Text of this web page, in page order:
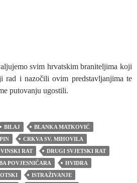
svim hrvatskim braniteljima koji
rad i nazočili ovim predstavljanjima te
putovanju ugostili.
BILAJ
BLANKA MATKOVIĆ
CRKVA SV. MIHOVILA
RAT
DRUGI SVJETSKI RAT
POVJESNIČARA
HVIDRA
ISTRAŽIVANJE